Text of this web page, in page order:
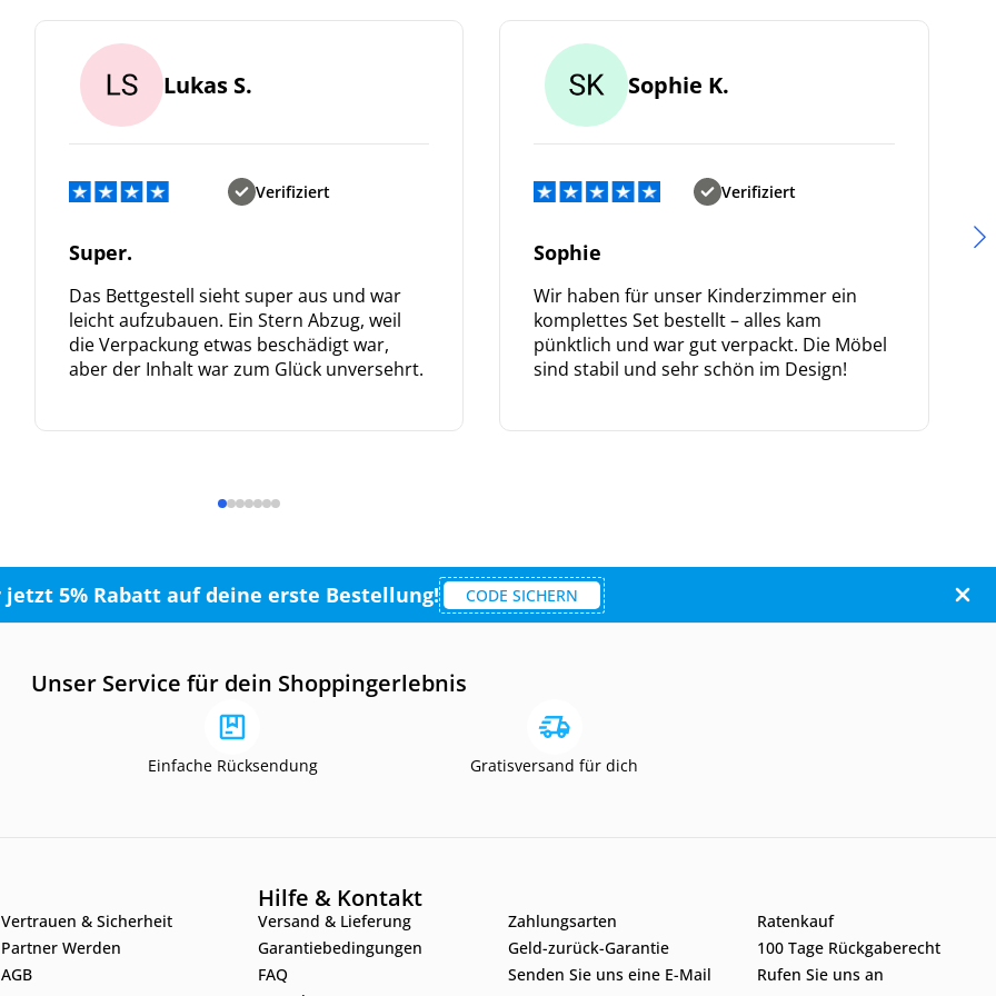
Lukas S.
Verifiziert
Super.
Das Bettgestell sieht super aus und war
leicht aufzubauen. Ein Stern Abzug, weil
die Verpackung etwas beschädigt war,
aber der Inhalt war zum Glück unversehrt.
Sophie K.
Verifiziert
Sophie
Wir haben für unser Kinderzimmer ein
komplettes Set bestellt – alles kam
pünktlich und war gut verpackt. Die Möbel
sind stabil und sehr schön im Design!
jetzt 5% Rabatt auf deine erste Bestellung! CODE SICHERN
Unser Service für dein Shoppingerlebnis
Einfache Rücksendung Gratisversand für dich
Vertrauen & Sicherheit
Partner Werden
AGB
Hilfe & Kontakt
Versand & Lieferung Zahlungsarten
Ratenkauf
Garantiebedingungen
Geld-zurück-Garantie
100 Tage Rückgaberecht
FAQ
Senden Sie uns eine E-Mail
Rufen Sie uns an